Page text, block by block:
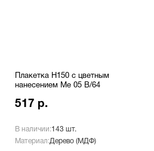
Плакетка H150 с цветным
нанесением Me 05 B/64
517 р.
В наличии:143 шт.
Материал:Дерево (МДФ)